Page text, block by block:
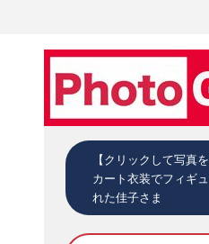
【クリックして写真
カート衣装でフィギ
れた佳子さま